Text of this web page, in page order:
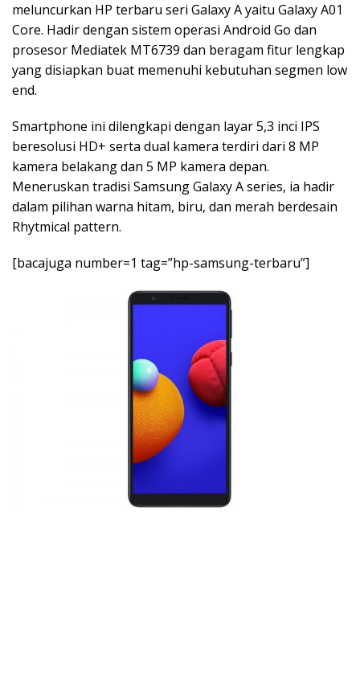
meluncurkan HP terbaru seri Galaxy A yaitu Galaxy A01
Core. Hadir dengan sistem operasi Android Go dan
prosesor Mediatek MT6739 dan beragam fitur lengkap
yang disiapkan buat memenuhi kebutuhan segmen low
end.
Smartphone ini dilengkapi dengan layar 5,3 inci IPS
beresolusi HD+ serta dual kamera terdiri dari 8 MP
kamera belakang dan 5 MP kamera depan.
Meneruskan tradisi Samsung Galaxy A series, ia hadir
dalam pilihan warna hitam, biru, dan merah berdesain
Rhytmical pattern.
[bacajuga number=1 tag=”hp-samsung-terbaru”]